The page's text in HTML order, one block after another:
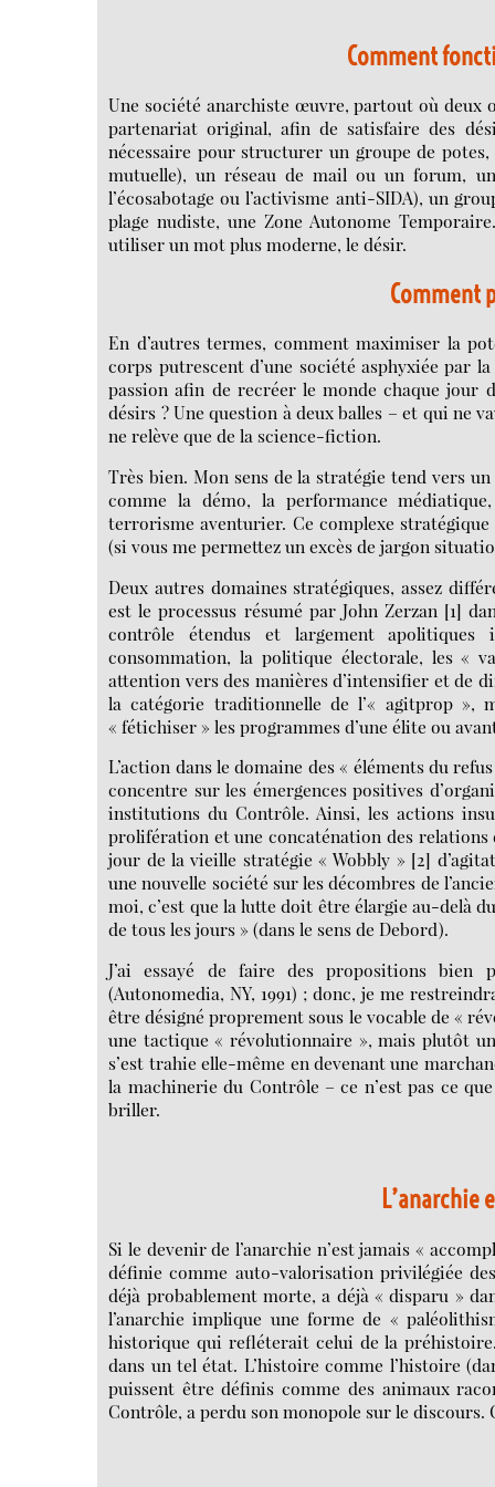
Comment
Une société anarchiste œuvre, partout où deux
partenariat original, afin de satisfaire des
nécessaire pour structurer un groupe de
mutuelle), un réseau de mail ou un forum,
l’écosabotage ou l’activisme anti-SIDA), un
plage nudiste, une Zone Autonome
utiliser un mot plus moderne, le désir.
Comment
En d’autres termes, comment maximiser la
corps putrescent d’une société asphyxiée par
passion afin de recréer le monde chaque jour
désirs ? Une question à deux balles – et qui ne
ne relève que de la science-fiction.
Très bien. Mon sens de la stratégie tend vers
comme la démo, la performance
terrorisme aventurier. Ce complexe
(si vous me permettez un excès de jargon
Deux autres domaines stratégiques, assez
est le processus résumé par John Zerzan [1]
contrôle étendus et largement
consommation, la politique électorale, les «
attention vers des manières d’intensifier et de
la catégorie traditionnelle de l’« agitprop »,
« fétichiser » les programmes d’une élite ou
L’action dans le domaine des « éléments du
concentre sur les émergences positives
institutions du Contrôle. Ainsi, les actions
prolifération et une concaténation des relations
jour de la vieille stratégie « Wobbly » [2]
une nouvelle société sur les décombres de
moi, c’est que la lutte doit être élargie au-delà
de tous les jours » (dans le sens de Debord).
J’ai essayé de faire des propositions bien
(Autonomedia, NY, 1991) ; donc, je me
être désigné proprement sous le vocable de «
une tactique « révolutionnaire », mais plutôt
s’est trahie elle-même en devenant une
la machinerie du Contrôle – ce n’est pas ce
briller.
L’anarchie
Si le devenir de l’anarchie n’est jamais «
définie comme auto-valorisation privilégiée
déjà probablement morte, a déjà « disparu »
l’anarchie implique une forme de «
historique qui refléterait celui de la
dans un tel état. L’histoire comme l’histoire
puissent être définis comme des animaux
Contrôle, a perdu son monopole sur le